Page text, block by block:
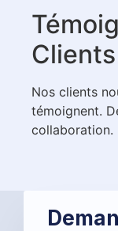
Clients
Nos clients
témoignent.
collaboration.